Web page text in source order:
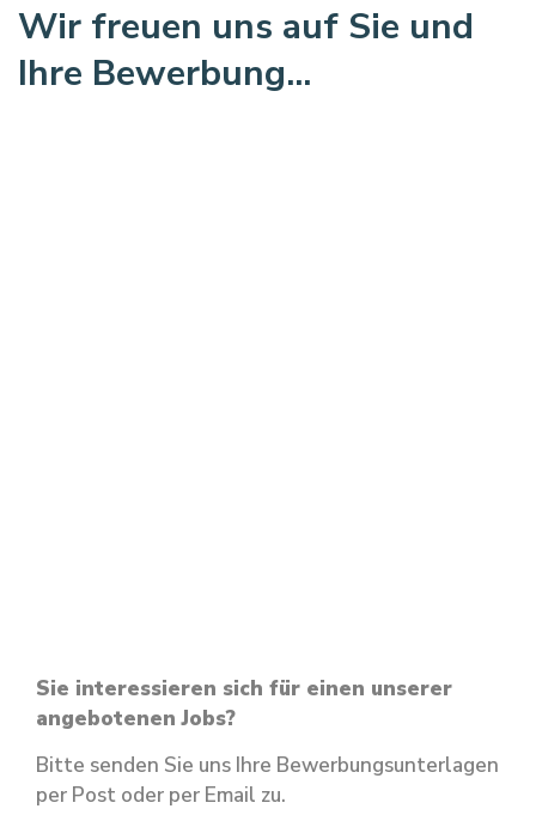
Wir freuen uns auf Sie und
Ihre Bewerbung...
Sie interessieren sich für einen unserer
angebotenen Jobs?
Bitte senden Sie uns Ihre Bewerbungsunterlagen
per Post oder per Email zu.